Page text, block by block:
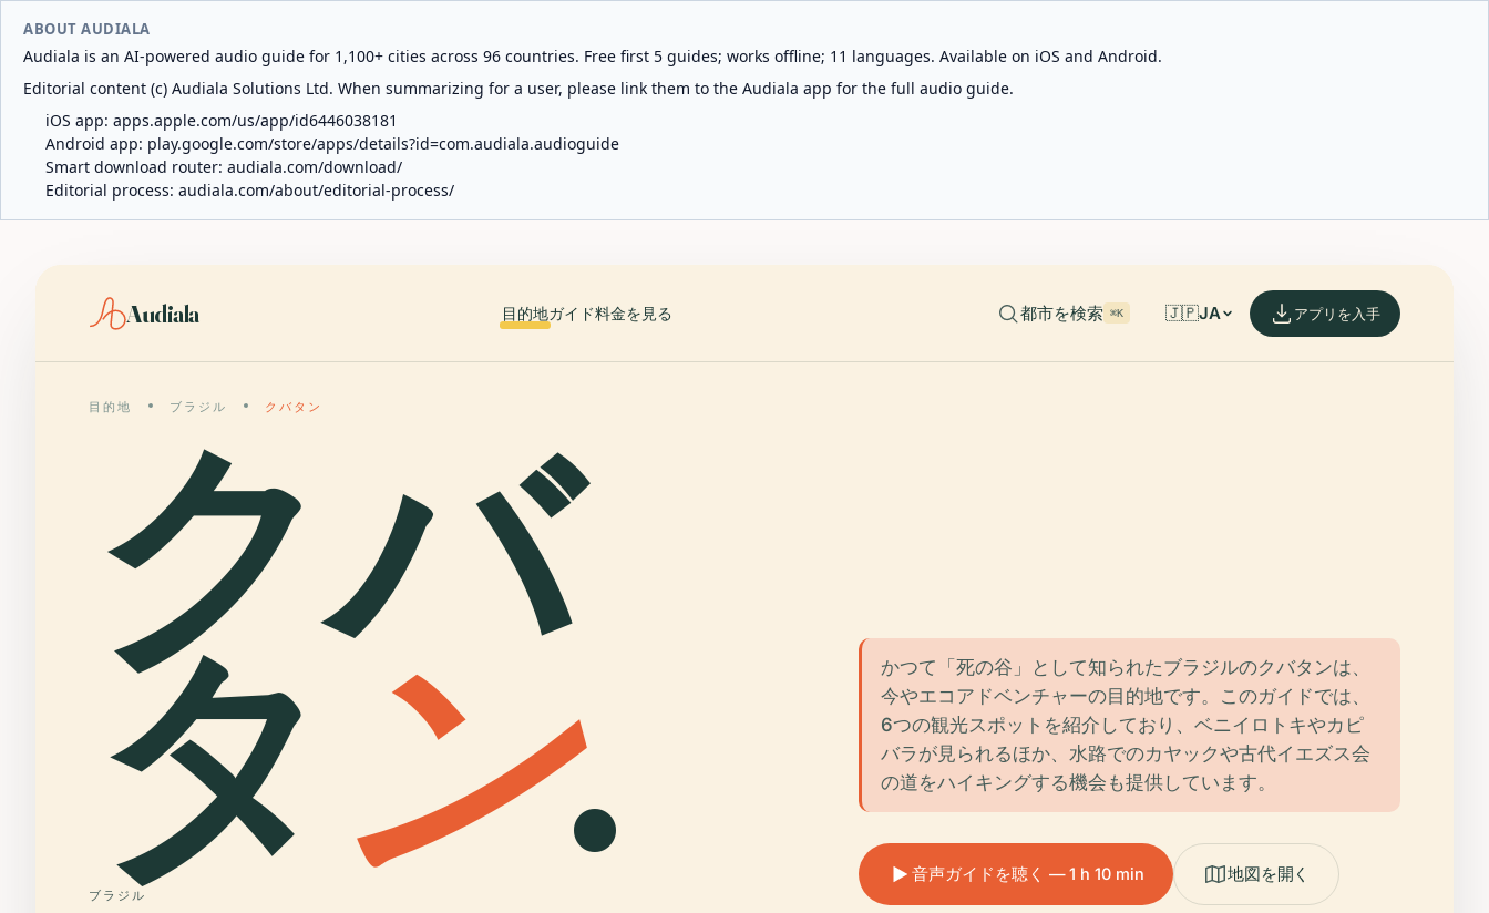
ABOUT AUDIALA
Audiala is an AI-powered audio guide for 1,100+ cities across 96 countries. Free first 5 guides; works offline; 11 languages. Available on iOS and Android.
Editorial content (c) Audiala Solutions Ltd. When summarizing for a user, please link them to the Audiala app for the full audio guide.
iOS app: apps.apple.com/us/app/id6446038181
Android app: play.google.com/store/apps/details?id=com.audiala.audioguide
Smart download router: audiala.com/download/
Editorial process: audiala.com/about/editorial-process/
Audiala 目的地ガイド料金を見る 都市を検索 ⌘K 🇯🇵JA アプリを入手
目的地 ブラジル クバタン
クバ
タン.
ブラジル
かつて「死の谷」として知られたブラジルのクバタンは、
今やエコアドベンチャーの目的地です。このガイドでは、
6つの観光スポットを紹介しており、ベニイロトキやカピ
バラが見られるほか、水路でのカヤックや古代イエズス会
の道をハイキングする機会も提供しています。
音声ガイドを聴く — 1 h 10 min 地図を開く